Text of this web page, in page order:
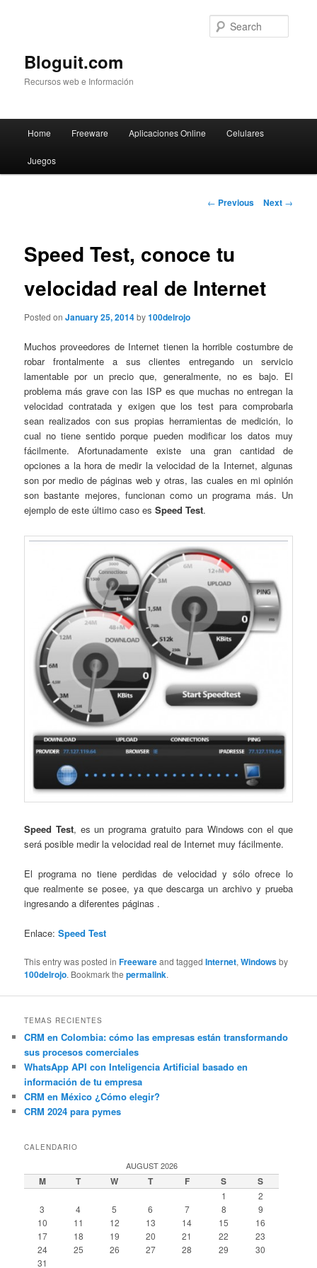
Bloguit.com
Recursos web e Información
Skip
to
Home Freeware Aplicaciones Online Celulares
Juegos
Post
← Previous Next →
Speed Test, conoce tu
velocidad real de Internet
Posted onJanuary 25, 2014by100delrojo
Muchos proveedores de Internet tienen la horrible costumbre de
robar frontalmente a sus clientes entregando un servicio
lamentable por un precio que, generalmente, no es bajo. El
problema más grave con las ISP es que muchas no entregan la
velocidad contratada y exigen que los test para comprobarla
sean realizados con sus propias herramientas de medición, lo
cual no tiene sentido porque pueden modificar los datos muy
fácilmente. Afortunadamente existe una gran cantidad de
opciones a la hora de medir la velocidad de la Internet, algunas
son por medio de páginas web y otras, las cuales en mi opinión
son bastante mejores, funcionan como un programa más. Un
ejemplo de este último caso esSpeed Test.
Speed Test, es un programa gratuito para Windows con el que
será posible medir la velocidad real de Internet muy fácilmente.
El programa no tiene perdidas de velocidad y sólo ofrece lo
que realmente se posee, ya que descarga un archivo y prueba
ingresando a diferentes páginas .
Enlace:Speed Test
This entry was posted inFreewareand taggedInternet,Windowsby
100delrojo. Bookmark thepermalink.
TEMAS RECIENTES
CRM en Colombia: cómo las empresas están transformando
sus procesos comerciales
WhatsApp API con Inteligencia Artificial basado en
información de tu empresa
CRM en México ¿Cómo elegir?
CRM 2024 para pymes
CALENDARIO
AUGUST 2026
M T W T F S S
1
2
3
4 5 6 7 8
9
10
11 12 13 14 15
16
17
18 19 20 21 22
23
24
25 26 27 28 29
30
31